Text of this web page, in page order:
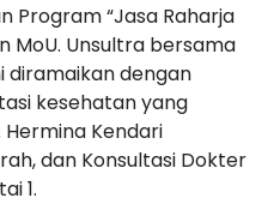
Program “Jasa Raharja
MoU. Unsultra bersama
diramaikan dengan
kesehatan yang
Hermina Kendari
dan Konsultasi Dokter
1.